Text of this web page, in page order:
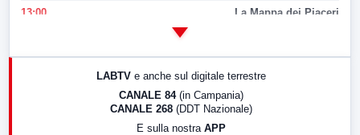
13:00 La Mappa dei Piaceri
17:00 LabNews (replica)
LABTV e anche sul digitale terrestre
CANALE 84 (in Campania)
CANALE 268 (DDT Nazionale)
E sulla nostra APP